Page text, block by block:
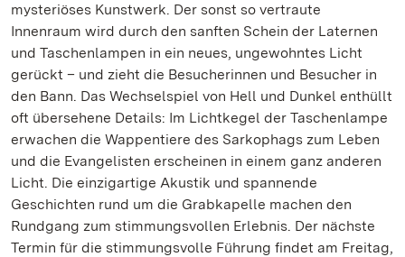
mysteriöses Kunstwerk. Der sonst so vertraute
Innenraum wird durch den sanften Schein der Laternen
und Taschenlampen in ein neues, ungewohntes Licht
gerückt – und zieht die Besucherinnen und Besucher in
den Bann. Das Wechselspiel von Hell und Dunkel enthüllt
oft übersehene Details: Im Lichtkegel der Taschenlampe
erwachen die Wappentiere des Sarkophags zum Leben
und die Evangelisten erscheinen in einem ganz anderen
Licht. Die einzigartige Akustik und spannende
Geschichten rund um die Grabkapelle machen den
Rundgang zum stimmungsvollen Erlebnis. Der nächste
Termin für die stimmungsvolle Führung findet am Freitag,